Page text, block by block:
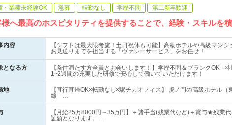
・業種未経験OK 急募 転勤なし 学歴不問 第二新卒歓迎
様へ最高のホスピタリティを提供することで、経験・スキルを
内容
【シフトは最大限考慮！土日祝休も可能】高級ホテルや高級マン
お見送りまでを担当する「ヴァレーサービス」をお任せ！
となる方
【条件満たす方全員とお会いします！】学歴不問＆ブランクOK ⇒
1~2週間の充実した研修で安心して働いていただけます！
地
【直行直帰OK×転勤なし×駅チカオフィス】 虎ノ門の高級ホテル（
線「…
【月給25万8000円～35万円】＋諸手当(残業代など)＋賞与★残業
証額となります。…